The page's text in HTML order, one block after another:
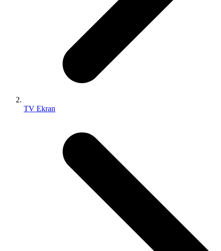
TV Ekran